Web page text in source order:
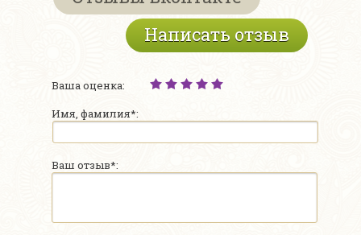
Написать отзыв
Ваша оценка:
Имя, фамилия*:
Ваш отзыв*: